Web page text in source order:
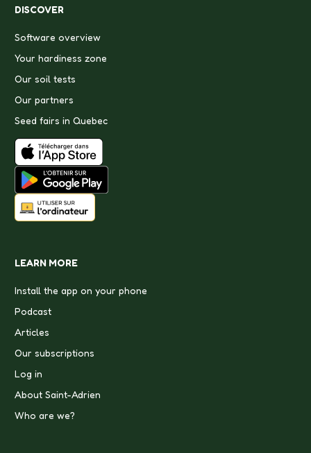
DISCOVER
Software overview
Your hardiness zone
Our soil tests
Our partners
Seed fairs in Quebec
LEARN MORE
Install the app on your phone
Podcast
Articles
Our subscriptions
Log in
About Saint-Adrien
Who are we?